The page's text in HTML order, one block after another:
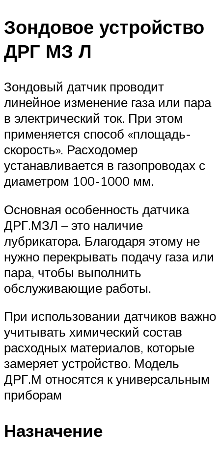
Зондовое устройство
ДРГ МЗ Л
Зондовый датчик проводит
линейное изменение газа или пара
в электрический ток. При этом
применяется способ «площадь-
скорость». Расходомер
устанавливается в газопроводах с
диаметром 100-1000 мм.
Основная особенность датчика
ДРГ.МЗЛ – это наличие
лубрикатора. Благодаря этому не
нужно перекрывать подачу газа или
пара, чтобы выполнить
обслуживающие работы.
При использовании датчиков важно
учитывать химический состав
расходных материалов, которые
замеряет устройство. Модель
ДРГ.М относятся к универсальным
приборам
Назначение